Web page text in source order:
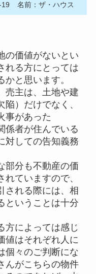
名前：ザ・ハウス
の価値がないとい
れる方にとっては
と思います。
売主は、土地や建
）だけでなく、
事があった
係者が住んでいる
対しての告知義務
部分も不動産の価
ていますので、
される際には、相
ということは十分
方によっては感じ
値はそれぞれ人に
個々のご判断にな
んがこちらの物件